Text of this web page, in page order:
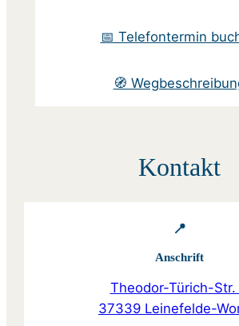
📅 Telefontermin
🧭
Kontakt
📍
Anschrift
Theodor-Türich-Str.
37339 Leinefelde-